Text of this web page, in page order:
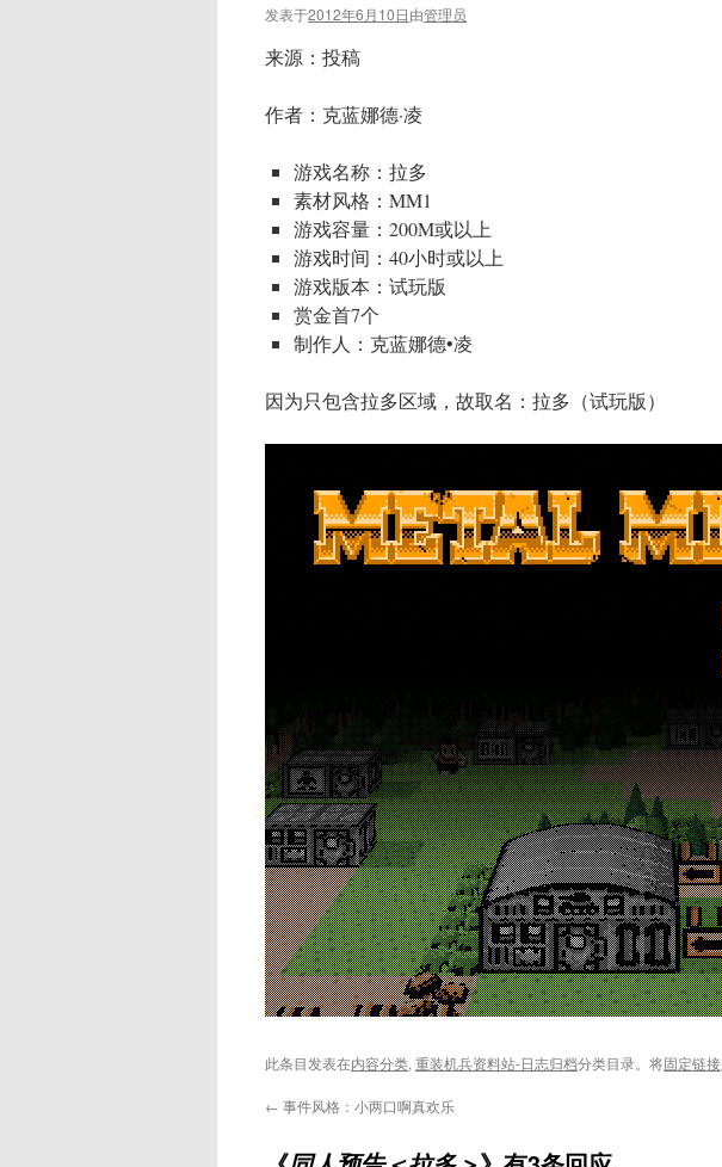
发表于2012年6月10日由管理员
来源：投稿
作者：克蓝娜德·凌
游戏名称：拉多
素材风格：MM1
游戏容量：200M或以上
游戏时间：40小时或以上
游戏版本：试玩版
赏金首7个
制作人：克蓝娜德•凌
因为只包含拉多区域，故取名：拉多（试玩版）
此条目发表在内容分类, 重装机兵资料站-日志归档分类目录。将固定链接
← 事件风格：小两口啊真欢乐